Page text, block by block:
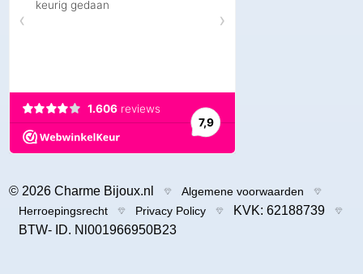
© 2026 Charme Bijoux.nl
Algemene voorwaarden
Herroepingsrecht
Privacy Policy
KVK: 62188739
BTW- ID. Nl001966950B23